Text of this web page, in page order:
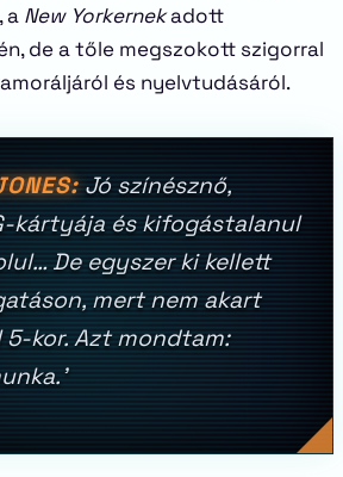
a New Yorkernekadott
de a tőle megszokott szigorral
és nyelvtudásáról.
Jó színésznő,
kártyája és kifogástalanul
De egyszer ki kellett
mert nem akart
kor. Azt mondtam: